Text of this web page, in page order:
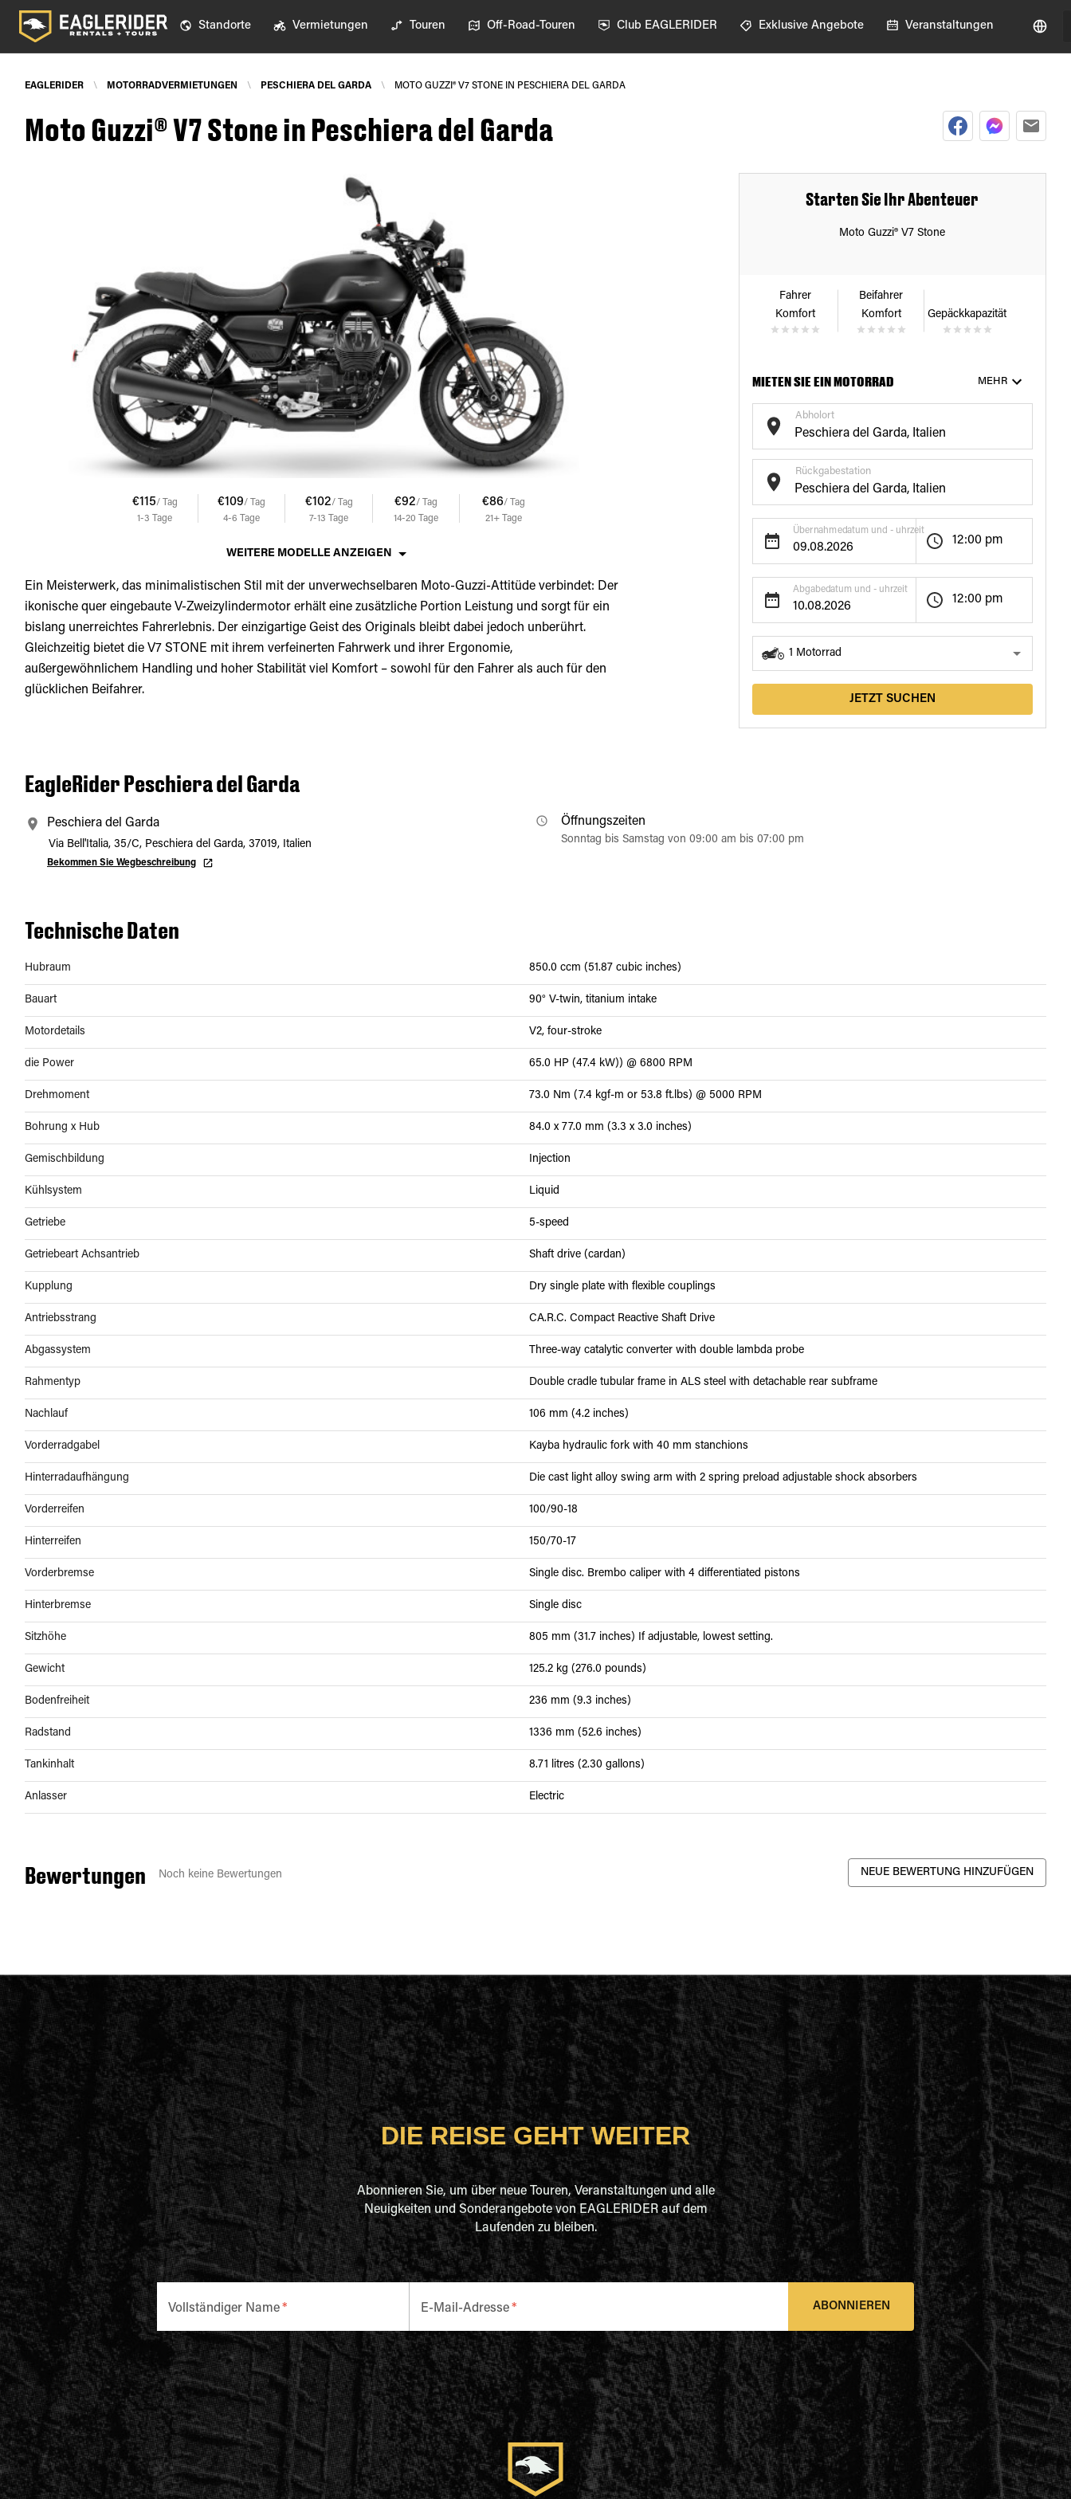
Standorte Vermietungen Touren Off-Road-Touren Club EAGLERIDER Exklusive Angebote Veranstaltungen
EAGLERIDER \ MOTORRADVERMIETUNGEN \ PESCHIERA DEL GARDA \ MOTO GUZZI® V7 STONE IN PESCHIERA DEL GARDA
Moto Guzzi® V7 Stone in Peschiera del Garda
€115/ Tag
1-3
Tage
€109/ Tag
4-6
Tage
€102/ Tag
7-13
Tage
€92/ Tag
14-20
Tage
€86/ Tag
21+
Tage
WEITERE MODELLE ANZEIGEN
Ein Meisterwerk, das minimalistischen Stil mit der unverwechselbaren Moto-Guzzi-Attitüde verbindet: Der
ikonische quer eingebaute V-Zweizylindermotor erhält eine zusätzliche Portion Leistung und sorgt für ein
bislang unerreichtes Fahrerlebnis. Der einzigartige Geist des Originals bleibt dabei jedoch unberührt.
Gleichzeitig bietet die V7 STONE mit ihrem verfeinerten Fahrwerk und ihrer Ergonomie,
außergewöhnlichem Handling und hoher Stabilität viel Komfort – sowohl für den Fahrer als auch für den
glücklichen Beifahrer.
Starten Sie Ihr Abenteuer
Moto Guzzi® V7 Stone
Fahrer
Komfort
Beifahrer
Komfort
Gepäckkapazität
MIETEN SIE EIN MOTORRAD MEHR
Abholort
Rückgabestation
Übernahmedatum und - uhrzeit
12:00 pm
Abgabedatum und - uhrzeit
12:00 pm
1 Motorrad
JETZT SUCHEN
EagleRider Peschiera del Garda
Peschiera del Garda
Via Bell'Italia, 35/C, Peschiera del Garda, 37019, Italien
Bekommen Sie Wegbeschreibung
Öffnungszeiten
Sonntag bis Samstag von 09:00 am bis 07:00 pm
Technische Daten
Hubraum 850.0 ccm (51.87 cubic inches)
Bauart 90° V-twin, titanium intake
Motordetails V2, four-stroke
die Power 65.0 HP (47.4 kW)) @ 6800 RPM
Drehmoment 73.0 Nm (7.4 kgf-m or 53.8 ft.lbs) @ 5000 RPM
Bohrung x Hub 84.0 x 77.0 mm (3.3 x 3.0 inches)
Gemischbildung Injection
Kühlsystem Liquid
Getriebe 5-speed
Getriebeart Achsantrieb Shaft drive (cardan)
Kupplung Dry single plate with flexible couplings
Antriebsstrang CA.R.C. Compact Reactive Shaft Drive
Abgassystem Three-way catalytic converter with double lambda probe
Rahmentyp Double cradle tubular frame in ALS steel with detachable rear subframe
Nachlauf 106 mm (4.2 inches)
Vorderradgabel Kayba hydraulic fork with 40 mm stanchions
Hinterradaufhängung Die cast light alloy swing arm with 2 spring preload adjustable shock absorbers
Vorderreifen 100/90-18
Hinterreifen 150/70-17
Vorderbremse Single disc. Brembo caliper with 4 differentiated pistons
Hinterbremse Single disc
Sitzhöhe 805 mm (31.7 inches) If adjustable, lowest setting.
Gewicht 125.2 kg (276.0 pounds)
Bodenfreiheit 236 mm (9.3 inches)
Radstand 1336 mm (52.6 inches)
Tankinhalt 8.71 litres (2.30 gallons)
Anlasser Electric
Bewertungen Noch keine Bewertungen NEUE BEWERTUNG HINZUFÜGEN
DIE REISE GEHT WEITER
Abonnieren Sie, um über neue Touren, Veranstaltungen und alle
Neuigkeiten und Sonderangebote von EAGLERIDER auf dem
Laufenden zu bleiben.
Vollständiger Name * E-Mail-Adresse * ABONNIEREN